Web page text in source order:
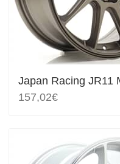
Japan Racing JR11
157,02€